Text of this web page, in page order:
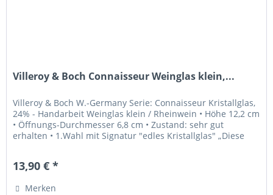
Villeroy & Boch Connaisseur Weinglas klein,...
Villeroy & Boch W.-Germany Serie: Connaisseur Kristallglas,
24% - Handarbeit Weinglas klein / Rheinwein • Höhe 12,2 cm
• Öffnungs-Durchmesser 6,8 cm • Zustand: sehr gut
erhalten • 1.Wahl mit Signatur "edles Kristallglas" „Diese
13,90 € *
Merken